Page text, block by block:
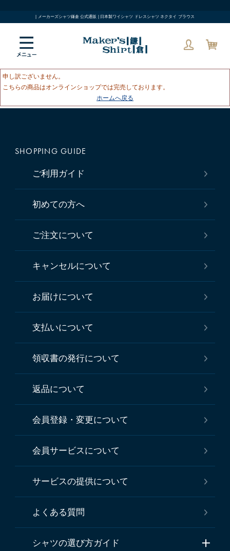
| メーカーズシャツ鎌倉 公式通販 | 日本製ワイシャツ ドレスシャツ ネクタイ ブラウス
申し訳ございません。
こちらの商品はオンラインショップでは完売しております。
ホームへ戻る
SHOPPING GUIDE
ご利用ガイド
初めての方へ
ご注文について
キャンセルについて
お届けについて
支払いについて
領収書の発行について
返品について
会員登録・変更について
会員サービスについて
サービスの提供について
よくある質問
シャツの選び方ガイド